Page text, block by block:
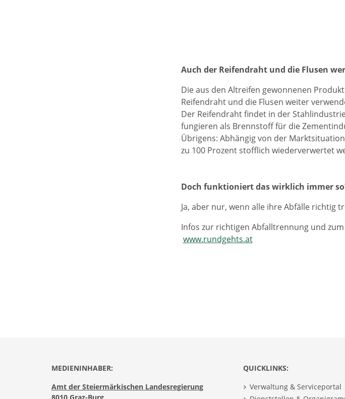
Auch der Reifendraht und die Flusen
Die aus den Altreifen gewonnenen
Reifendraht und die Flusen weiter
Der Reifendraht findet in der
fungieren als Brennstoff für die
Übrigens: Abhängig von der
zu 100 Prozent stofflich wiederverwertet
Doch funktioniert das wirklich immer
Ja, aber nur, wenn alle ihre Abfälle richtig
Infos zur richtigen Abfalltrennung und
www.rundgehts.at
MEDIENINHABER:
Amt der Steiermärkischen Landesregierung
QUICKLINKS:
Verwaltung & Serviceportal